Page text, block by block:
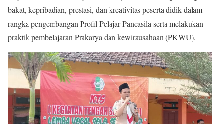
bakat, kepribadian, prestasi, dan kreativitas peserta didik dalam
rangka pengembangan Profil Pelajar Pancasila serta melakukan
praktik pembelajaran Prakarya dan kewirausahaan (PKWU).